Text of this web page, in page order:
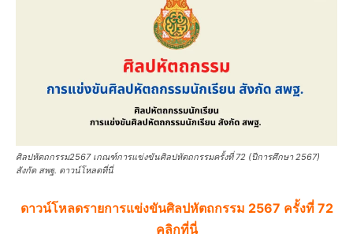
ศิลปหัตถกรรม2567 เกณฑ์การแข่งขันศิลปหัตถกรรมครั้งที่ 72 (ปีการศึกษา 2567)
สังกัด สพฐ. ดาวน์โหลดที่นี่
ดาวน์โหลดรายการแข่งขันศิลปหัตถกรรม 2567 ครั้งที่ 72
คลิกที่นี่